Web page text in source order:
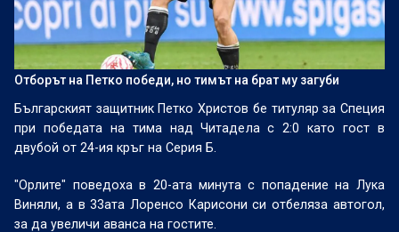
Отборът на Петко победи, но тимът на брат му загуби
Българският защитник Петко Христов бе титуляр за Специя
при победата на тима над Читадела с 2:0 като гост в
двубой от 24-ия кръг на Серия Б.
"Орлите" поведоха в 20-ата минута с попадение на Лука
Виняли, а в 33ата Лоренсо Карисони си отбеляза автогол,
за да увеличи аванса на гостите.